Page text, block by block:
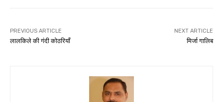
PREVIOUS ARTICLE
लालकिले की गंदी कोठरियाँ
NEXT ARTICLE
मिर्जा गालिब